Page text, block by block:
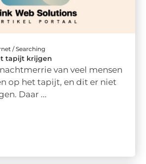
/ Searching
tapijt krijgen
van veel mensen
op het tapijt, en dit er niet
Daar ...